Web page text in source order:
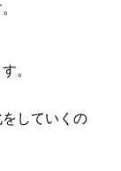
。
していくの